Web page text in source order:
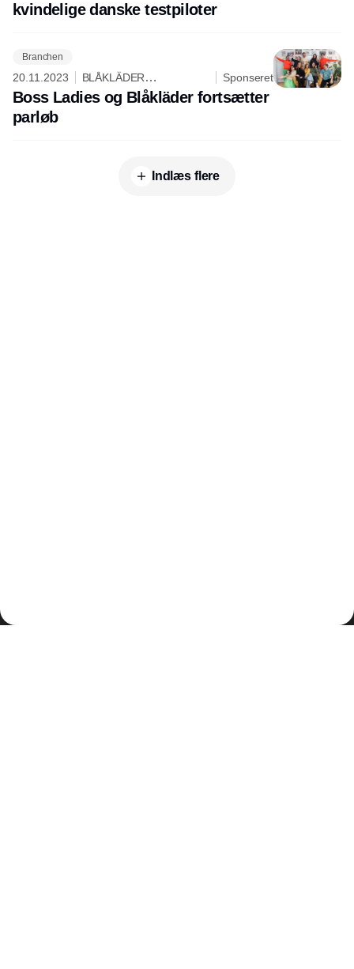
kvindelige danske testpiloter
Branchen
20.11.2023
BLÅKLÄDER
WORKWEAR ApS
Sponseret
Boss Ladies og Blåkläder fortsætter
parløb
Indlæs flere